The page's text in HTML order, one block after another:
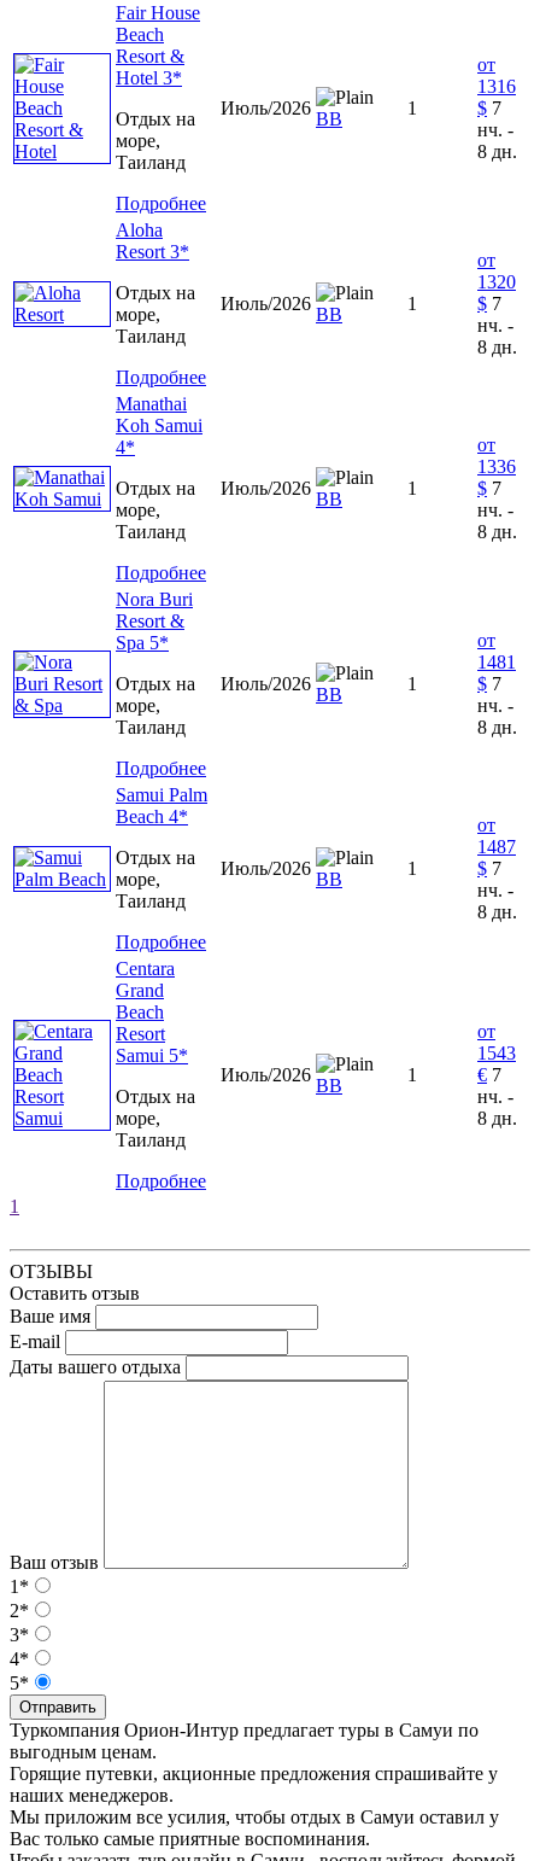
Fair House
Beach
Resort &
Hotel 3*
Отдых на
море,
Таиланд
Подробнее
Июль/2026
ВВ
1
от
1316
$ 7
нч. -
8 дн.
Aloha
Resort 3*
Отдых на
море,
Таиланд
Подробнее
Июль/2026
ВВ
1
от
1320
$ 7
нч. -
8 дн.
Manathai
Koh Samui
4*
Отдых на
море,
Таиланд
Подробнее
Июль/2026
ВВ
1
от
1336
$ 7
нч. -
8 дн.
Nora Buri
Resort &
Spa 5*
Отдых на
море,
Таиланд
Подробнее
Июль/2026
ВВ
1
от
1481
$ 7
нч. -
8 дн.
Samui Palm
Beach 4*
Отдых на
море,
Таиланд
Подробнее
Июль/2026
ВВ
1
от
1487
$ 7
нч. -
8 дн.
Centara
Grand
Beach
Resort
Samui 5*
Отдых на
море,
Таиланд
Подробнее
Июль/2026
ВВ
1
от
1543
€ 7
нч. -
8 дн.
1
ОТЗЫВЫ
Оставить отзыв
Ваше имя
E-mail
Даты вашего отдыха
Ваш отзыв
1*
2*
3*
4*
5*
Отправить
Туркомпания Орион-Интур предлагает туры в Самуи по
выгодным ценам.
Горящие путевки, акционные предложения спрашивайте у
наших менеджеров.
Мы приложим все усилия, чтобы отдых в Самуи оставил у
Вас только самые приятные воспоминания.